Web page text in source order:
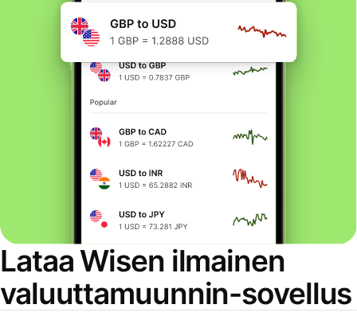
Lataa Wisen ilmainen
valuuttamuunnin-sovellus